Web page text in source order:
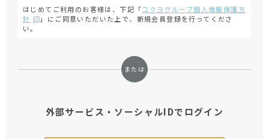
はじめてご利用のお客様は、下記「コクヨグループ個人情報保護方
針
」にご同意いただいた上で、新規会員登録を行ってくださ
い。
外部サービス・ソーシャルIDでログイン